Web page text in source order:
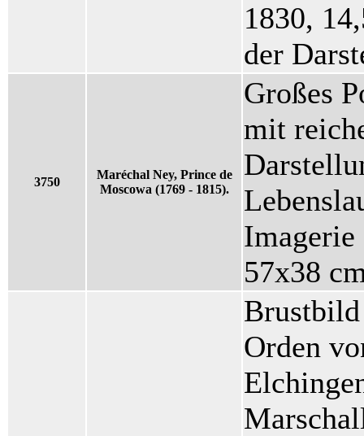
1830,
der
3750
Maréchal Ney, Prince de
Moscowa (1769 - 1815).
Großes
mit
57x38
Orden